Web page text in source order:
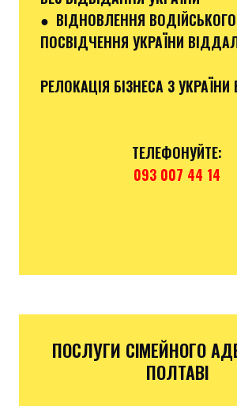
● ВІДНОВЛЕННЯ ВОДІЙСЬКОГО
ПОСВІДЧЕННЯ УКРАЇНИ
РЕЛОКАЦІЯ БІЗНЕСА З УКРАЇНИ
ТЕЛЕФОНУЙТЕ:
093 007 44 14
ПОСЛУГИ СІМЕЙНОГО
ПОЛТАВІ